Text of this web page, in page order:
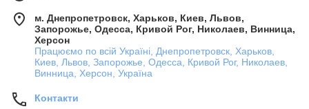
м. Днепропетровск, Харьков, Киев, Львов,
Запорожье, Одесса, Кривой Рог, Николаев, Винница,
Херсон
Працюємо по всій Україні, Днепропетровск, Харьков,
Киев, Львов, Запорожье, Одесса, Кривой Рог, Николаев,
Винница, Херсон, Україна
Контакти